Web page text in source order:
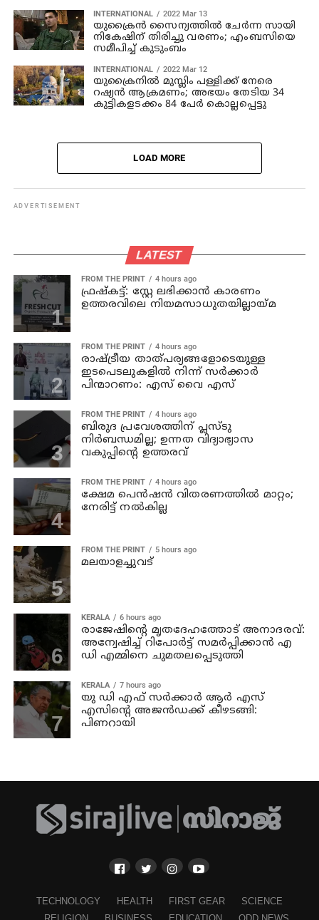
INTERNATIONAL 2022 Mar 13
യുക്രൈന്‍ സൈന്യത്തില്‍ ചേര്‍ന്ന സായി
നികേഷിന് തിരിച്ചു വരണം; എംബസിയെ
സമീപിച്ച് കുടുംബം
INTERNATIONAL 2022 Mar 12
യുക്രൈനില്‍ മുസ്ലിം പള്ളിക്ക് നേരെ
റഷ്യന്‍ ആക്രമണം; അഭയം തേടിയ 34
കുട്ടികളടക്കം 84 പേര്‍ കൊല്ലപ്പെട്ടു
LOAD MORE
ADVERTISEMENT
LATEST
FROM THE PRINT 4 hours ago
ഫ്രഷ്‌കട്ട്: സ്റ്റേ ലഭിക്കാന്‍ കാരണം
ഉത്തരവിലെ നിയമസാധുതയില്ലായ്മ
FROM THE PRINT 4 hours ago
രാഷ്ട്രീയ താത്പര്യങ്ങളോടെയുള്ള
ഇടപെടലുകളില്‍ നിന്ന് സര്‍ക്കാര്‍
പിന്മാറണം: എസ് വൈ എസ്
FROM THE PRINT 4 hours ago
ബിരുദ പ്രവേശത്തിന് പ്ലസ്ടു
നിര്‍ബന്ധമില്ല; ഉന്നത വിദ്യാഭ്യാസ
വകുപ്പിന്റെ ഉത്തരവ്
FROM THE PRINT 4 hours ago
ക്ഷേമ പെന്‍ഷന്‍ വിതരണത്തില്‍ മാറ്റം;
നേരിട്ട് നല്‍കില്ല
FROM THE PRINT 5 hours ago
മലയാളച്ചുവട്
KERALA 6 hours ago
രാജേഷിന്റെ മൃതദേഹത്തോട് അനാദരവ്:
അന്വേഷിച്ച് റിപോര്‍ട്ട് സമര്‍പ്പിക്കാന്‍ എ
ഡി എമ്മിനെ ചുമതലപ്പെടുത്തി
KERALA 7 hours ago
യു ഡി എഫ് സര്‍ക്കാര്‍ ആര്‍ എസ്
എസിന്റെ അജന്‍ഡക്ക്‌ കീഴടങ്ങി:
പിണറായി
TECHNOLOGY HEALTH FIRST GEAR
SCIENCE